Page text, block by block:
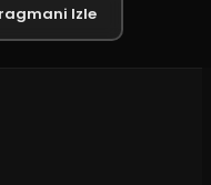
Izle